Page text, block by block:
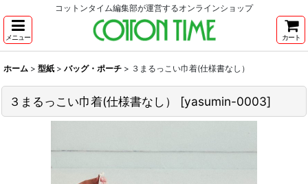
コットンタイム編集部が運営するオンラインショップ
メニュー カート
ホーム > 型紙 > バッグ・ポーチ > ３まるっこい巾着(仕様書なし）
３まるっこい巾着(仕様書なし） [yasumin-0003]